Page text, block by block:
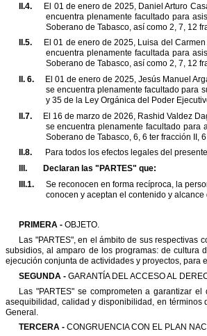
II.4.
El 01 de enero de 2025, Daniel Arturo
encuentra plenamente facultado para
Soberano de Tabasco, así como 2, 7, 12
II.5.
El 01 de enero de 2025, Luisa del
encuentra plenamente facultada para
Soberano de Tabasco, así como 2, 7, 12
II. 6.
El 01 de enero de 2025, Jesús Manuel
se encuentra plenamente facultado para
y 35 de la Ley Orgánica del Poder
II.7.
El 16 de marzo de 2026, Rashid Valdez
se encuentra plenamente facultado para
Soberano de Tabasco, 6, 6 ter fracción II,
II.8.
Para todos los efectos legales del
III.
Declaran las" PARTES" que:
III.1.
Se reconocen en forma recíproca, la
conocen y aceptan el contenido y alcance
PRIMERA -OBJETO.
Las "PARTES", en el ámbito de sus respectivas
subsidios, al amparo de los programas: de cultura
ejecución conjunta de actividades y proyectos, para el
SEGUNDA -GARANTÍA DEL ACCESO AL
Las "PARTES" se comprometen a garantizar
asequibilidad, calidad y disponibilidad, en términos
General.
TERCERA- CONGRUENCIA CON EL PLAN